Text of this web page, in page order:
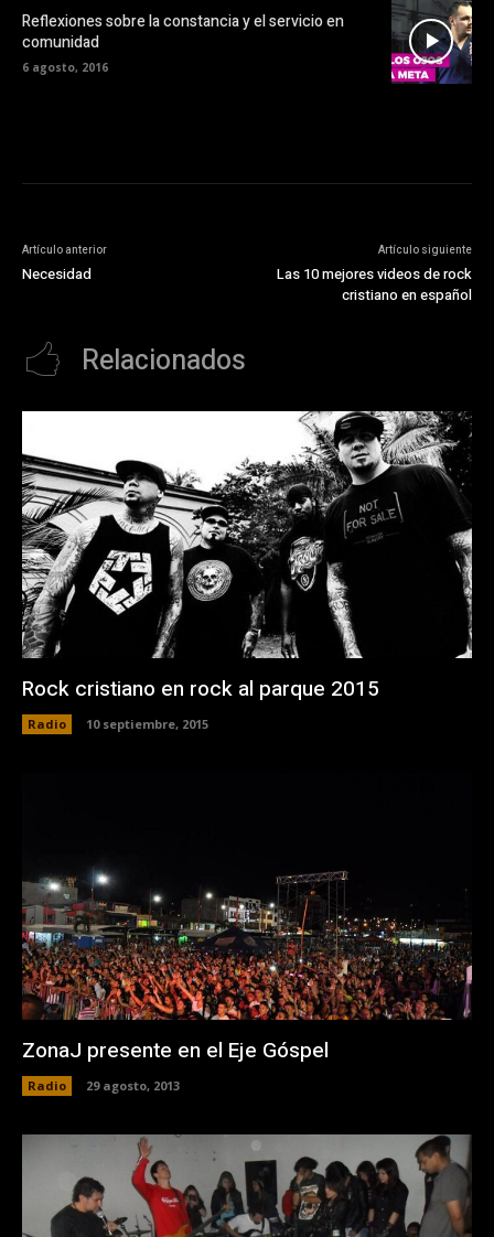
Reflexiones sobre la constancia y el servicio en
comunidad
6 agosto, 2016
Artículo anterior
Necesidad
Artículo siguiente
Las 10 mejores videos de rock
cristiano en español
Relacionados
Rock cristiano en rock al parque 2015
Radio 10 septiembre, 2015
ZonaJ presente en el Eje Góspel
Radio 29 agosto, 2013